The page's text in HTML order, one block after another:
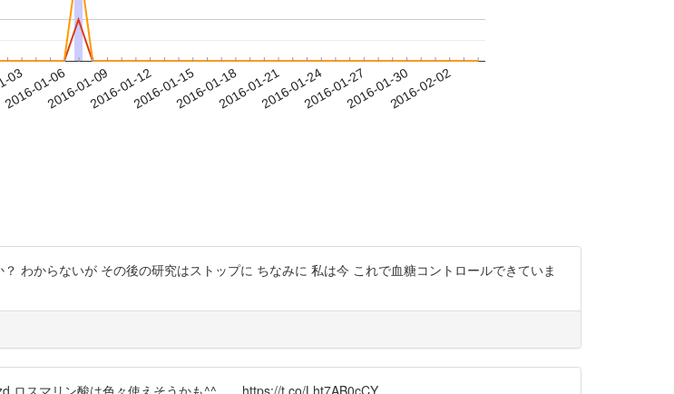
03
2016-01-062016-01-092016-01-122016-01-152016-01-182016-01-212016-01-242016-01-272016-01-302016-02-02
わからないが その後の研究はストップに ちなみに 私は今 これで血糖コントロールできていま
ロスマリン酸は色々使えそうかも^^ https://t.co/Lht7AB0cCY